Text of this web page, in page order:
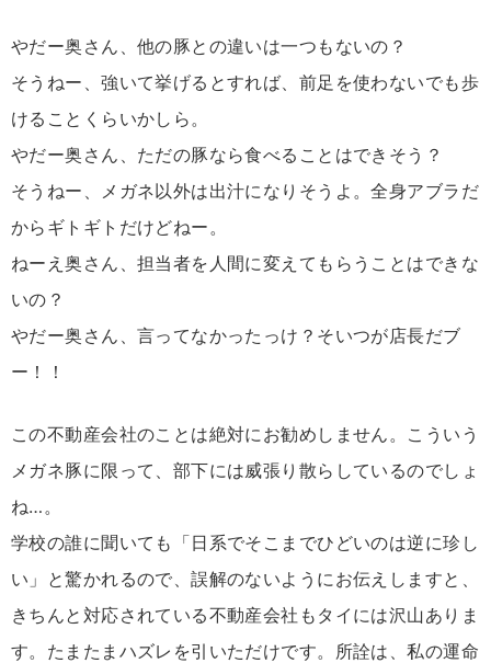
やだー奥さん、他の豚との違いは一つもないの？
そうねー、強いて挙げるとすれば、前足を使わないでも歩
けることくらいかしら。
やだー奥さん、ただの豚なら食べることはできそう？
そうねー、メガネ以外は出汁になりそうよ。全身アブラだ
からギトギトだけどねー。
ねーえ奥さん、担当者を人間に変えてもらうことはできな
いの？
やだー奥さん、言ってなかったっけ？そいつが店長だブ
ー！！
この不動産会社のことは絶対にお勧めしません。こういう
メガネ豚に限って、部下には威張り散らしているのでしょ
ね…。
学校の誰に聞いても「日系でそこまでひどいのは逆に珍し
い」と驚かれるので、誤解のないようにお伝えしますと、
きちんと対応されている不動産会社もタイには沢山ありま
す。たまたまハズレを引いただけです。所詮は、私の運命